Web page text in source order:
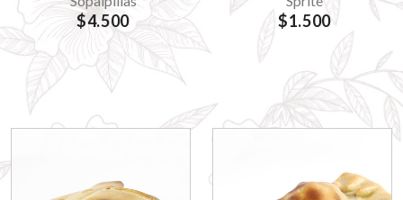
$4.500 $1.500